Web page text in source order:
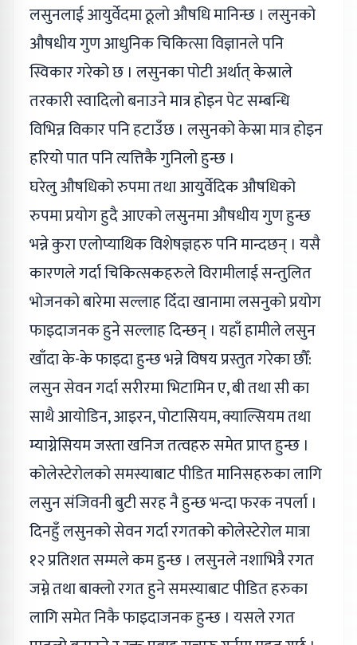
लसुनलाई आयुर्वेदमा ठूलो औषधि मानिन्छ । लसुनको
औषधीय गुण आधुनिक चिकित्सा विज्ञानले पनि
स्विकार गरेको छ । लसुनका पोटी अर्थात् केस्राले
तरकारी स्वादिलो बनाउने मात्र होइन पेट सम्बन्धि
विभिन्न विकार पनि हटाउँछ । लसुनको केस्रा मात्र होइन
हरियो पात पनि त्यत्तिकै गुनिलो हुन्छ ।
घरेलु औषधिको रुपमा तथा आयुर्वेदिक औषधिको
रुपमा प्रयोग हुदै आएको लसुनमा औषधीय गुण हुन्छ
भन्ने कुरा एलोप्याथिक विशेषज्ञहरु पनि मान्दछन् । यसै
कारणले गर्दा चिकित्सकहरुले विरामीलाई सन्तुलित
भोजनको बारेमा सल्लाह दिँदा खानामा लसनुको प्रयोग
फाइदाजनक हुने सल्लाह दिन्छन् । यहाँ हामीले लसुन
खाँदा के-के फाइदा हुन्छ भन्ने विषय प्रस्तुत गरेका छौँ:
लसुन सेवन गर्दा सरीरमा भिटामिन ए, बी तथा सी का
साथै आयोडिन, आइरन, पोटासियम, क्याल्सियम तथा
म्याग्नेसियम जस्ता खनिज तत्वहरु समेत प्राप्त हुन्छ ।
कोलेस्टेरोलको समस्याबाट पीडित मानिसहरुका लागि
लसुन संजिवनी बुटी सरह नै हुन्छ भन्दा फरक नपर्ला ।
दिनहुँ लसुनको सेवन गर्दा रगतको कोलेस्टेरोल मात्रा
१२ प्रतिशत सम्मले कम हुन्छ । लसुनले नशाभित्रै रगत
जम्ने तथा बाक्लो रगत हुने समस्याबाट पीडित हरुका
लागि समेत निकै फाइदाजनक हुन्छ । यसले रगत